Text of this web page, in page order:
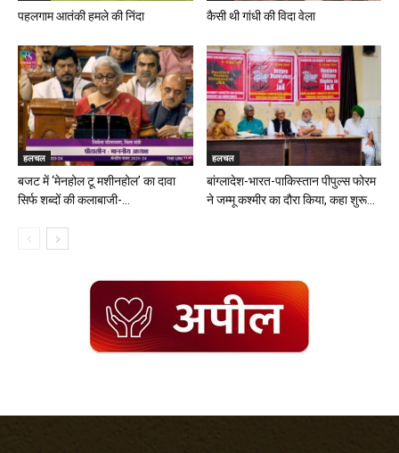
पहलगाम आतंकी हमले की निंदा कैसी थी गांधी की विदा वेला
हलचल
बजट में ‘मेनहोल टू मशीनहोल’ का दावा
सिर्फ शब्दों की कलाबाजी-...
हलचल
बांग्लादेश-भारत-पाकिस्तान पीपुल्स फोरम
ने जम्मू कश्मीर का दौरा किया, कहा शुरू...